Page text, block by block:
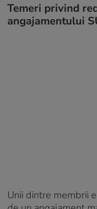
Temeri privind
angajamentului
Unii dintre membrii